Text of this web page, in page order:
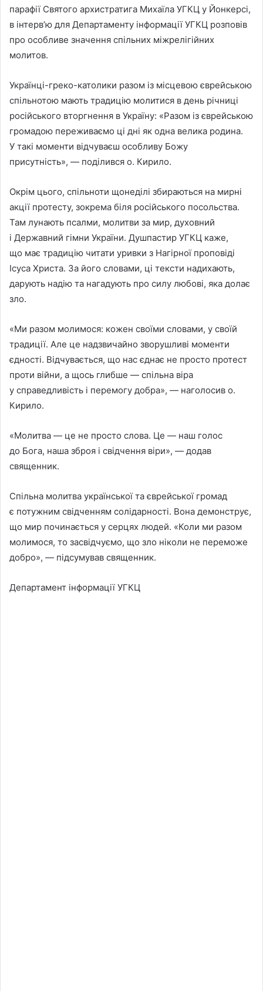
парафії Святого архистратига Михаїла УГКЦ у Йонкерсі,
в інтерв’ю для Департаменту інформації УГКЦ розповів
про особливе значення спільних міжрелігійних
молитов.
Українці-греко-католики разом із місцевою єврейською
спільнотою мають традицію молитися в день річниці
російського вторгнення в Україну: «Разом із єврейською
громадою переживаємо ці дні як одна велика родина.
У такі моменти відчуваєш особливу Божу
присутність», — поділився о. Кирило.
Окрім цього, спільноти щонеділі збираються на мирні
акції протесту, зокрема біля російського посольства.
Там лунають псалми, молитви за мир, духовний
і Державний гімни України. Душпастир УГКЦ каже,
що має традицію читати уривки з Нагірної проповіді
Ісуса Христа. За його словами, ці тексти надихають,
дарують надію та нагадують про силу любові, яка долає
зло.
«Ми разом молимося: кожен своїми словами, у своїй
традиції. Але це надзвичайно зворушливі моменти
єдності. Відчувається, що нас єднає не просто протест
проти війни, а щось глибше — спільна віра
у справедливість і перемогу добра», — наголосив о.
Кирило.
«Молитва — це не просто слова. Це — наш голос
до Бога, наша зброя і свідчення віри», — додав
священник.
Спільна молитва української та єврейської громад
є потужним свідченням солідарності. Вона демонструє,
що мир починається у серцях людей. «Коли ми разом
молимося, то засвідчуємо, що зло ніколи не переможе
добро», — підсумував священник.
Департамент інформації УГКЦ